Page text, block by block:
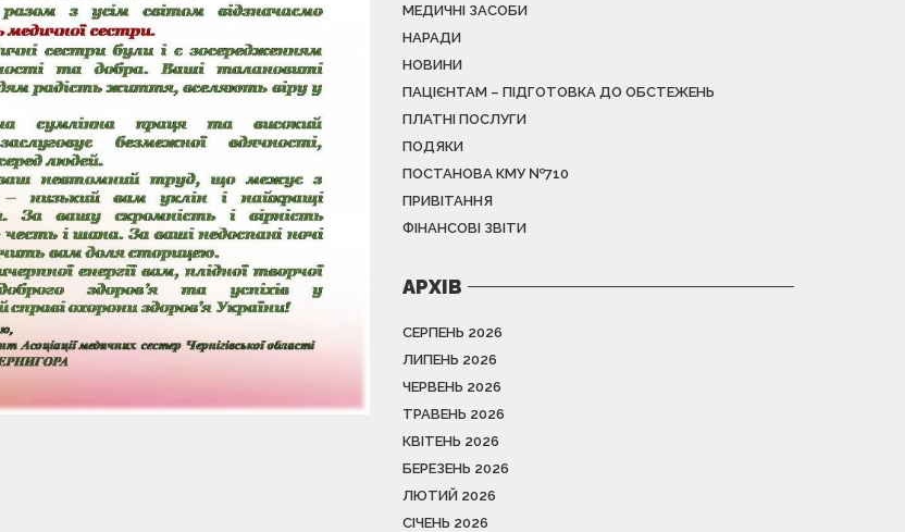
МЕДИЧНІ ЗАСОБИ
НАРАДИ
НОВИНИ
ПАЦІЄНТАМ – ПІДГОТОВКА ДО ОБСТЕЖЕНЬ
ПЛАТНІ ПОСЛУГИ
ПОДЯКИ
ПОСТАНОВА КМУ №710
ПРИВІТАННЯ
ФІНАНСОВІ ЗВІТИ
АРХІВ
СЕРПЕНЬ 2026
ЛИПЕНЬ 2026
ЧЕРВЕНЬ 2026
ТРАВЕНЬ 2026
КВІТЕНЬ 2026
БЕРЕЗЕНЬ 2026
ЛЮТИЙ 2026
СІЧЕНЬ 2026